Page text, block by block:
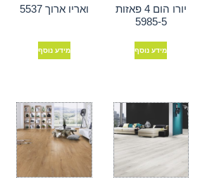
יורו הום 4 פאזות
5985-5
מידע נוסף
ואריו ארוך 5537
מידע נוסף